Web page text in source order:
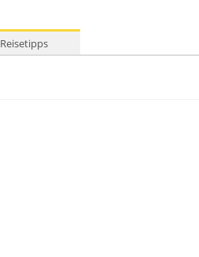
Reisetipps